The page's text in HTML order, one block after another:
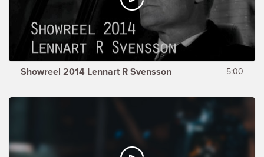
Showreel 2014 Lennart R Svensson 5:00